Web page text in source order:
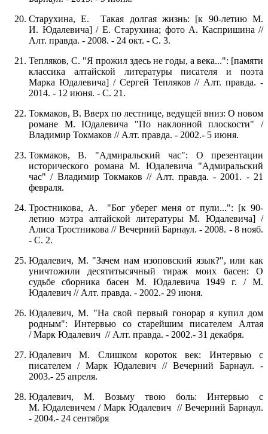
Старухина, Е. Такая долгая жизнь: [к 90-летию М.
И. Юдалевича] / Е. Старухина; фото А. Каспришина //
Алт. правда. - 2008. - 24 окт. - С. 3.
Тепляков, С. "Я прожил здесь не годы, а века...": [памяти
классика алтайской литературы писателя и поэта
Марка Юдалевича] / Сергей Тепляков // Алт. правда. -
2014. - 12 июня. - С. 21.
Токмаков, В. Вверх по лестнице, ведущей вниз: О новом
романе М. Юдалевича "По наклонной плоскости" /
Владимир Токмаков // Алт. правда. - 2002.- 5 июня.
Токмаков, В. "Адмиральский час": О презентации
исторического романа М. Юдалевича "Адмиральский
час" / Владимир Токмаков // Алт. правда. - 2001. - 21
февраля.
Тростникова, А. "Бог уберег меня от пули...": [к 90-
летию мэтра алтайской литературы М. Юдалевича] /
Алиса Тростникова // Вечерний Барнаул. - 2008. - 8 нояб.
- С. 2.
Юдалевич, М. "Зачем нам изоповский язык?", или как
уничтожили десятитысячный тираж моих басен: О
судьбе сборника басен М. Юдалевича 1949 г. / М.
Юдалевич // Алт. правда. - 2002.- 29 июня.
Юдалевич, М. "На свой первый гонорар я купил дом
родным": Интервью со старейшим писателем Алтая
/ Марк Юдалевич // Алт. правда. - 2002.- 31 декабря.
Юдалевич М. Слишком короток век: Интервью с
писателем / Марк Юдалевич // Вечерний Барнаул. -
2003.- 25 апреля.
Юдалевич, М. Возьму твою боль: Интервью с
М. Юдалевичем / Марк Юдалевич // Вечерний Барнаул.
- 2004.- 24 сентября